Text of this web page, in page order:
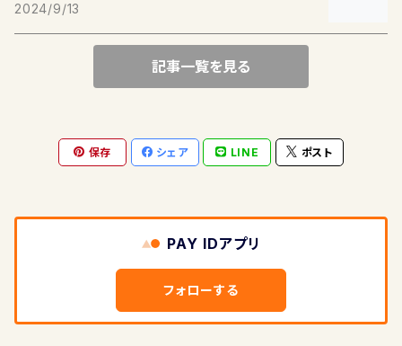
KEY RING
2024/9/13
記事一覧を見る
保存 シェア LINE ポスト
PAY IDアプリ
フォローする